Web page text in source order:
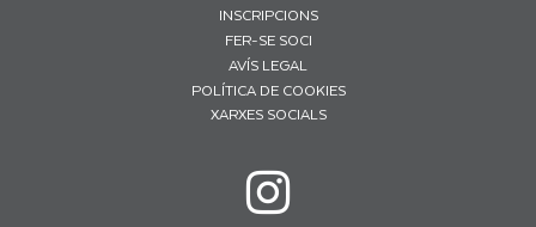
INSCRIPCIONS
FER-SE SOCI
AVÍS LEGAL
POLÍTICA DE COOKIES
XARXES SOCIALS